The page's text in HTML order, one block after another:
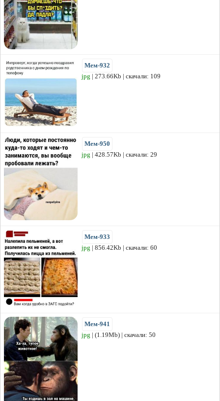
Мем-932
jpg | 273.66Kb | скачали: 109
Мем-950
jpg | 428.57Kb | скачали: 29
Мем-933
jpg | 856.42Kb | скачали: 60
Мем-941
jpg | (1.19Mb) | скачали: 50